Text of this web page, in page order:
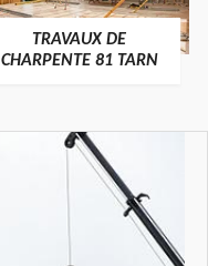
TRAVAUX DE
CHARPENTE 81 TARN